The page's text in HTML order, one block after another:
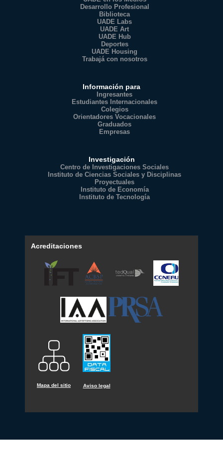
Desarrollo Profesional
Biblioteca
UADE Labs
UADE Art
UADE Hub
Deportes
UADE Housing
Trabajá con nosotros
Información para
Ingresantes
Estudiantes Internacionales
Colegios
Orientadores Vocacionales
Graduados
Empresas
Investigación
Centro de Investigaciones Sociales
Instituto de Ciencias Sociales y Disciplinas
Proyectuales
Instituto de Economía
Instituto de Tecnología
Acreditaciones
Mapa del sitio Aviso legal